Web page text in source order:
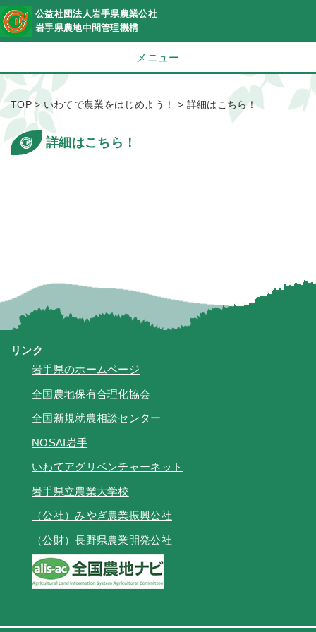
公益社団法人岩手県農業公社
岩手県農地中間管理機構
メニュー
TOP>いわてで農業をはじめよう！ > 詳細はこちら！
詳細はこちら！
リンク
岩手県のホームページ
全国農地保有合理化協会
全国新規就農相談センター
NOSAI岩手
いわてアグリベンチャーネット
岩手県立農業大学校
（公社）みやぎ農業振興公社
（公財）長野県農業開発公社